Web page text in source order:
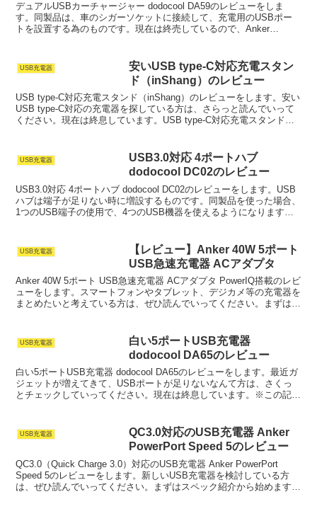
デュアルUSBカーチャージャー dodocool DA59のレビューをしま
す。同製品は、車のシガーソケットに接続して、充電用のUSBポー
トを設置する為のものです。現在は終売しているので、Anker
USB充電器
安いUSB type-C対応充電スタン
ド（inShang）のレビュー
USB type-C対応充電スタンド（inShang）のレビューをします。安い
USB type-C対応の充電器を探している方は、さらっと読んでいって
ください。現在は終息しています。USB type-C対応充電スタンド
USB充電器
USB3.0対応 4ポートハブ
dodocool DC02のレビュー
USB3.0対応 4ポートハブ dodocool DC02のレビューをします。USB
ハブは端子が足りない時に増設するものです。同製品を使った場合、
1つのUSB端子の使用で、4つのUSB機器を使えるようになります。
USB充電器
【レビュー】Anker 40W 5ポート
USB急速充電器 ACアダプタ
Anker 40W 5ポート USB急速充電器 ACアダプタ PowerIQ搭載のレビ
ューをします。スマートフォンやタブレット、デジカメ等の充電器を
まとめたいと考えている方は、ぜひ読んでいってください。まずはス
USB充電器
白い5ポートUSB充電器
dodocool DA65のレビュー
白い5ポートUSB充電器 dodocool DA65のレビューをします。最近ガ
ジェットが増えてきて、USBポートが足りないなんて方は、さくっ
とチェックしていってください。現在は終息しています。※この記事
USB充電器
QC3.0対応のUSB充電器 Anker
PowerPort Speed 5のレビュー
QC3.0（Quick Charge 3.0）対応のUSB充電器 Anker PowerPort
Speed 5のレビューをします。新しいUSB充電器を検討している方
は、ぜひ読んでいってください。まずはスペック紹介から始めます。